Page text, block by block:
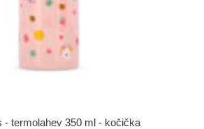
- termolahev 350 ml - kočička